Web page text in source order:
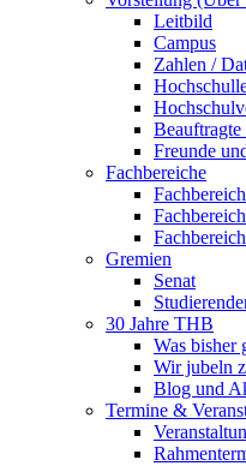
Leitbild
Campus
Zahlen /
Beauftragte
Freunde
Fachbereiche
Gremien
Senat
30 Jahre THB
Was bisher
Wir jubeln
Blog und
Termine &